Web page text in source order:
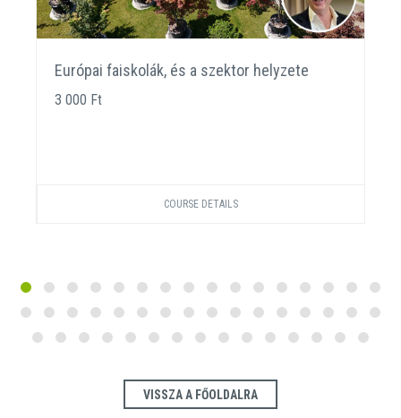
Európai faiskolák, és a szektor helyzete
3 000 Ft
COURSE DETAILS
VISSZA A FŐOLDALRA